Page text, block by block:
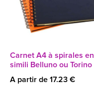
Carnet A4 à spirales en
simili Belluno ou Torino
A partir de 17.23 €